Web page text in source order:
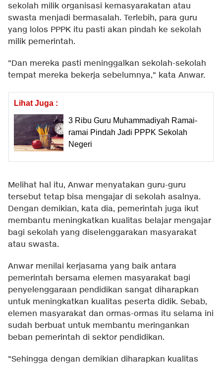
sekolah milik organisasi kemasyarakatan atau
swasta menjadi bermasalah. Terlebih, para guru
yang lolos PPPK itu pasti akan pindah ke sekolah
milik pemerintah.
"Dan mereka pasti meninggalkan sekolah-sekolah
tempat mereka bekerja sebelumnya," kata Anwar.
Lihat Juga :
3 Ribu Guru Muhammadiyah Ramai-
ramai Pindah Jadi PPPK Sekolah
Negeri
Melihat hal itu, Anwar menyatakan guru-guru
tersebut tetap bisa mengajar di sekolah asalnya.
Dengan demikian, kata dia, pemerintah juga ikut
membantu meningkatkan kualitas belajar mengajar
bagi sekolah yang diselenggarakan masyarakat
atau swasta.
Anwar menilai kerjasama yang baik antara
pemerintah bersama elemen masyarakat bagi
penyelenggaraan pendidikan sangat diharapkan
untuk meningkatkan kualitas peserta didik. Sebab,
elemen masyarakat dan ormas-ormas itu selama ini
sudah berbuat untuk membantu meringankan
beban pemerintah di sektor pendidikan.
"Sehingga dengan demikian diharapkan kualitas